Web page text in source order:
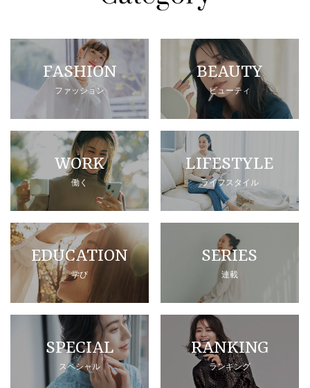
FASHION
ファッション
BEAUTY
ビューティ
WORK
働く
LIFESTYLE
ライフスタイル
EDUCATION
学び
SERIES
連載
SPECIAL
スペシャル
RANKING
ランキング